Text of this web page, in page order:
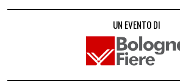
UN EVENTO DI